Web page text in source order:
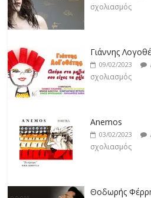
17/02/2023
σχολιασμός
σχολιασμός
σχολιασμός
Γιάννης
09/02/2023
σχολιασμός
Anemos
03/02/2023
σχολιασμός
Θοδωρής